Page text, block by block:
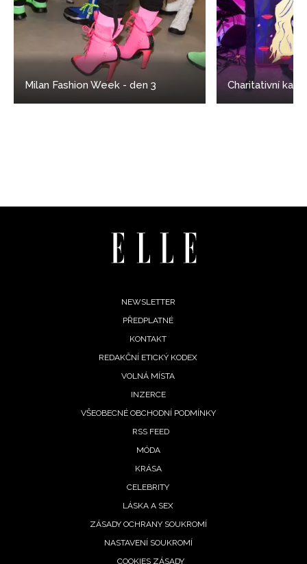
Milan Fashion Week - den 3 Charitativní
NEWSLETTER
PŘEDPLATNÉ
KONTAKT
REDAKČNÍ ETICKÝ KODEX
VOLNÁ MÍSTA
INZERCE
VŠEOBECNÉ OBCHODNÍ PODMÍNKY
RSS FEED
MÓDA
KRÁSA
CELEBRITY
LÁSKA A SEX
ZÁSADY OCHRANY SOUKROMÍ
NASTAVENÍ SOUKROMÍ
COOKIES ZÁSADY